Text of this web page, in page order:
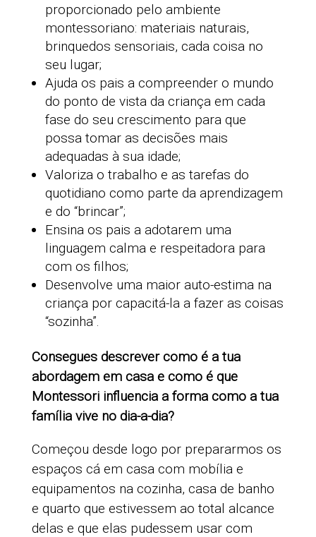
proporcionado pelo ambiente
montessoriano: materiais naturais,
brinquedos sensoriais, cada coisa no
seu lugar;
Ajuda os pais a compreender o mundo
do ponto de vista da criança em cada
fase do seu crescimento para que
possa tomar as decisões mais
adequadas à sua idade;
Valoriza o trabalho e as tarefas do
quotidiano como parte da aprendizagem
e do “brincar”;
Ensina os pais a adotarem uma
linguagem calma e respeitadora para
com os filhos;
Desenvolve uma maior auto-estima na
criança por capacitá-la a fazer as coisas
“sozinha”.
Consegues descrever como é a tua
abordagem em casa e como é que
Montessori influencia a forma como a tua
família vive no dia-a-dia?
Começou desde logo por prepararmos os
espaços cá em casa com mobília e
equipamentos na cozinha, casa de banho
e quarto que estivessem ao total alcance
delas e que elas pudessem usar com